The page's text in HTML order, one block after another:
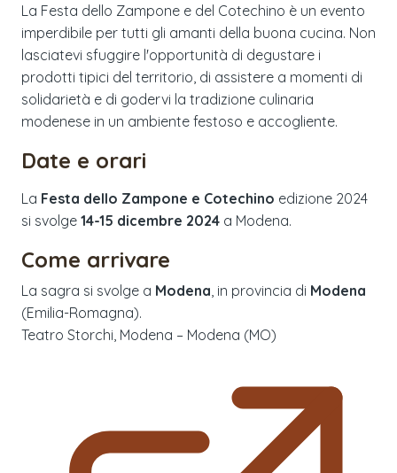
La Festa dello Zampone e del Cotechino è un evento
imperdibile per tutti gli amanti della buona cucina. Non
lasciatevi sfuggire l'opportunità di degustare i
prodotti tipici del territorio, di assistere a momenti di
solidarietà e di godervi la tradizione culinaria
modenese in un ambiente festoso e accogliente.
Date e orari
La Festa dello Zampone e Cotechino edizione 2024
si svolge 14-15 dicembre 2024 a Modena.
Come arrivare
La sagra si svolge a Modena , in provincia di Modena
(Emilia-Romagna).
Teatro Storchi, Modena – Modena (MO)